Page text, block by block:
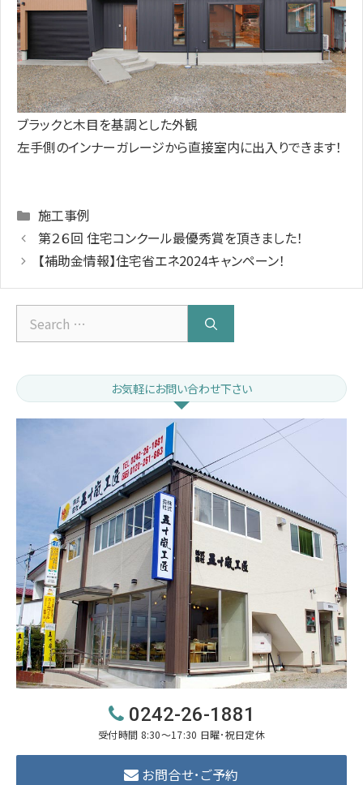
ブラックと木目を基調とした外観
左手側のインナーガレージから直接室内に出入りできます！
Categories
施工事例
第２６回 住宅コンクール最優秀賞を頂きました！
【補助金情報】住宅省エネ2024キャンペーン！
Search
for:
お気軽にお問い合わせ下さい
0242-26-1881
受付時間 8:30～17:30 日曜･祝日定休
お問合せ･ご予約